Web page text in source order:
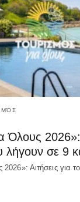
Όλους 2026»:
σε 9
2026»: Αιτήσεις